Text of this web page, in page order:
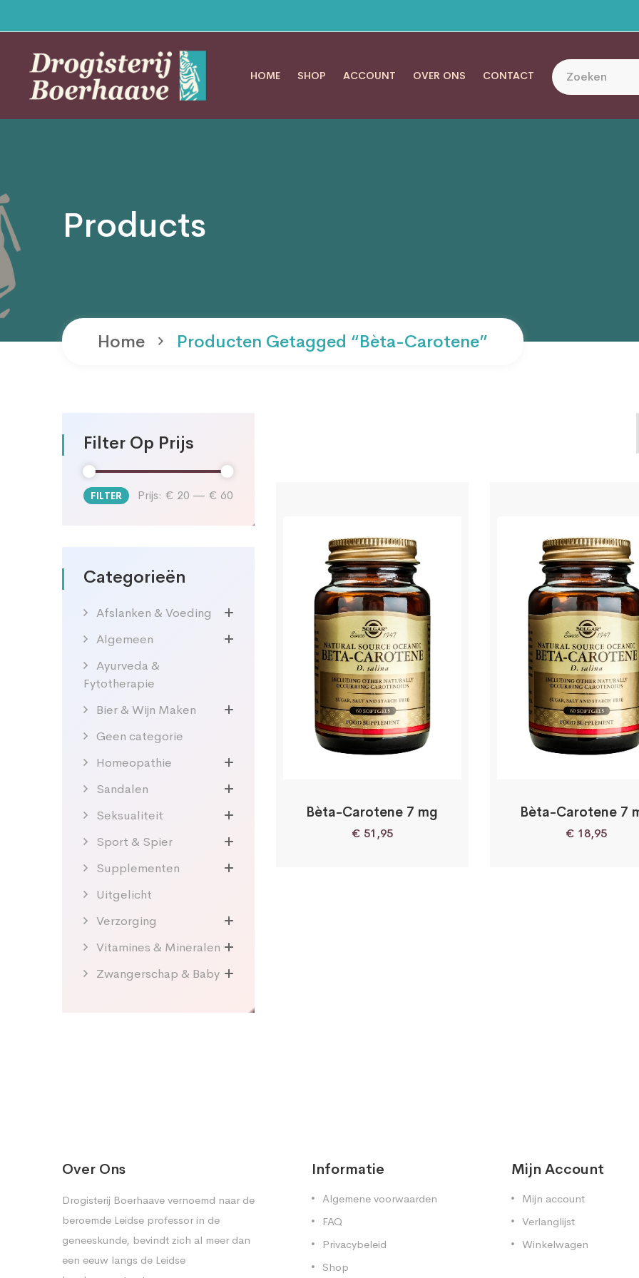
HOME SHOP ACCOUNT OVER ONS CONTACT
Products
Home Producten Getagged “Bèta-Carotene”
Filter Op Prijs
Min.
Max.
FILTER Prijs: € 20 — € 60
Categorieën
Afslanken & Voeding
Algemeen
Ayurveda &
Fytotherapie
Bier & Wijn Maken
Geen categorie
Homeopathie
Sandalen
Seksualiteit
Sport & Spier
Supplementen
Uitgelicht
Verzorging
Vitamines & Mineralen
Zwangerschap & Baby
Bèta-Carotene 7 mg
€ 51,95
Bèta-Carotene 7
€ 18,95
Over Ons
Drogisterij Boerhaave vernoemd naar de
beroemde Leidse professor in de
geneeskunde, bevindt zich al meer dan
een eeuw langs de Leidse
Informatie
Algemene voorwaarden
FAQ
Privacybeleid
Shop
Mijn Account
Mijn account
Verlanglijst
Winkelwagen